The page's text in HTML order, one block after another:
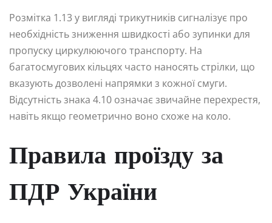
Розмітка 1.13 у вигляді трикутників сигналізує про
необхідність зниження швидкості або зупинки для
пропуску циркулюючого транспорту. На
багатосмугових кільцях часто наносять стрілки, що
вказують дозволені напрямки з кожної смуги.
Відсутність знака 4.10 означає звичайне перехрестя,
навіть якщо геометрично воно схоже на коло.
Правила проїзду за
ПДР України